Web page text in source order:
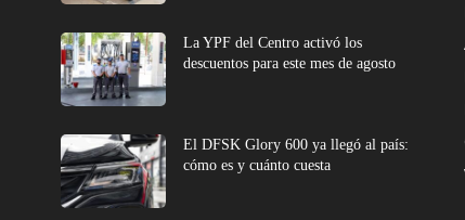
La YPF del Centro activó los
descuentos para este mes de agosto
El DFSK Glory 600 ya llegó al país:
cómo es y cuánto cuesta